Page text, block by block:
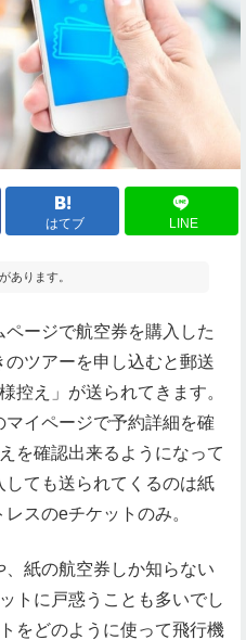
はてブ LINE
あります。
ージで航空券を購入した
ツアーを申し込むと郵送
控え」が送られてきます。
イページで予約詳細を確
を確認出来るようになって
ても送られてくるのは紙
スのeチケットのみ。
紙の航空券しか知らない
トに戸惑うことも多いでし
をどのように使って飛行機